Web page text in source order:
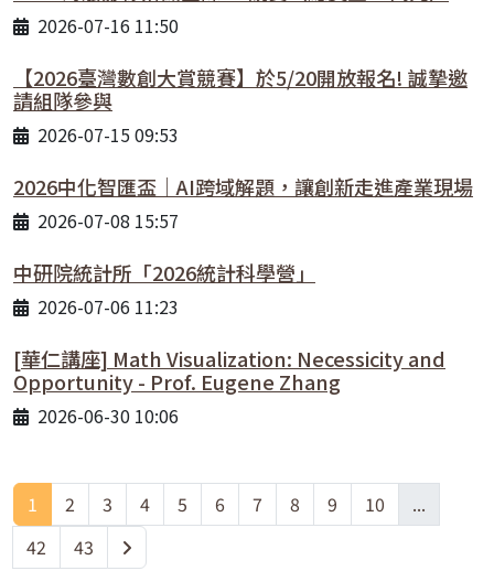
2026-07-16 11:50
【2026臺灣數創大賞競賽】於5/20開放報名! 誠摯邀
請組隊參與
2026-07-15 09:53
2026中化智匯盃｜AI跨域解題，讓創新走進產業現場
2026-07-08 15:57
中研院統計所「2026統計科學營」
2026-07-06 11:23
[華仁講座] Math Visualization: Necessicity and
Opportunity - Prof. Eugene Zhang
2026-06-30 10:06
1 2 3 4 5 6 7 8 9 10
...
42
43